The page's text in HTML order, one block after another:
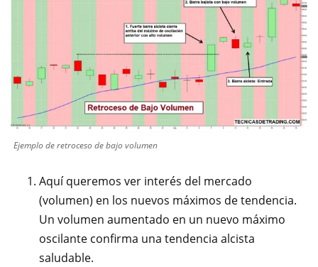
Ejemplo de retroceso de bajo volumen
Aquí queremos ver interés del mercado
(volumen) en los nuevos máximos de tendencia.
Un volumen aumentado en un nuevo máximo
oscilante confirma una tendencia alcista
saludable.